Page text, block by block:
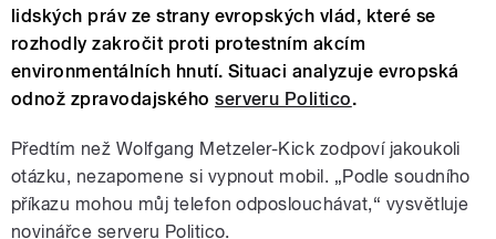
lidských práv ze strany evropských vlád, které se
rozhodly zakročit proti protestním akcím
environmentálních hnutí. Situaci analyzuje evropská
odnož zpravodajskéhoserveru Politico.
Předtím než Wolfgang Metzeler-Kick zodpoví jakoukoli
otázku, nezapomene si vypnout mobil. „Podle soudního
příkazu mohou můj telefon odposlouchávat,“ vysvětluje
novinářce serveru Politico.